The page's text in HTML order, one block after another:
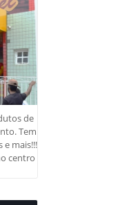
de
Tem
mais!!!
centro